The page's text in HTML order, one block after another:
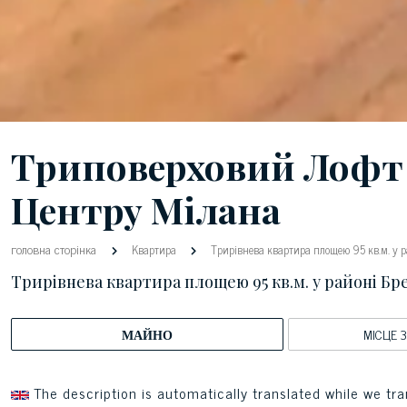
Триповерховий
Центру Мілана
головна сторінка Квартира Трирівнева квартира площею 95 кв.м. у
Трирівнева квартира площею 95 кв.м. у районі
МАЙНО МІСЦЕ
The description is automatically translated while we